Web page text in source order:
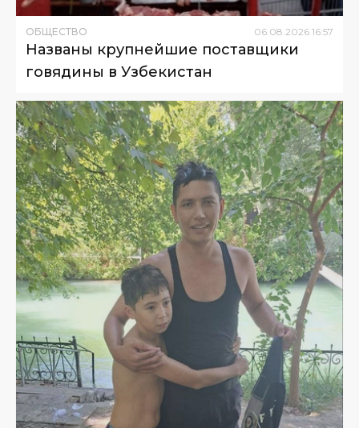
ОБЩЕСТВО 06 08 2026 16:57
Названы крупнейшие поставщики
говядины в Узбекистан